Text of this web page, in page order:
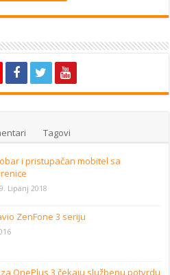
Tagovi
i pristupačan mobitel sa
Lipanj 2018
ZenFone 3 seriju
OnePlus 3 čekaju službenu potvrdu